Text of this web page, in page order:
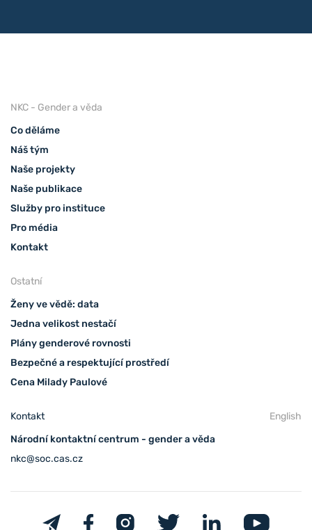
NKC - Gender a věda
Co děláme
Náš tým
Naše projekty
Naše publikace
Služby pro instituce
Pro média
Kontakt
Ostatní
Ženy ve vědě: data
Jedna velikost nestačí
Plány genderové rovnosti
Bezpečné a respektující prostředí
Cena Milady Paulové
Kontakt
English
Národní kontaktní centrum - gender a věda
nkc@soc.cas.cz